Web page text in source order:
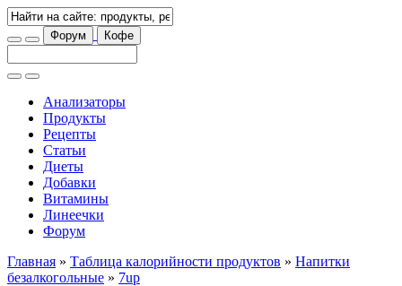
Форум Кофе
Анализаторы
Продукты
Рецепты
Статьи
Диеты
Добавки
Витамины
Линеечки
Форум
Главная » Таблица калорийности продуктов » Напитки
безалкогольные » 7up